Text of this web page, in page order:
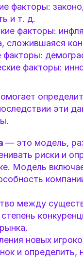
факторы:
и т. д.
факторы:
сложившаяся
факторы:
эти
— это модель,
риски и
Модель
между
новых
и определить,